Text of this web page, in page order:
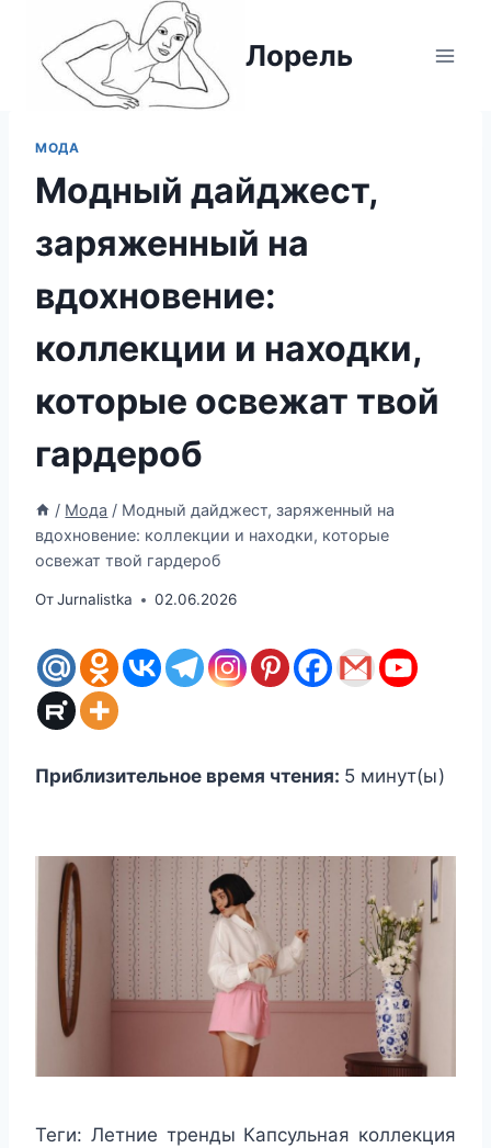
содержимому
Лорель
МОДА
Модный дайджест,
заряженный на
вдохновение:
коллекции и находки,
которые освежат твой
гардероб
/ Мода / Модный дайджест, заряженный на
вдохновение: коллекции и находки, которые
освежат твой гардероб
ОтJurnalistka 02.06.2026
Приблизительное время чтения: 5 минут(ы)
Теги: Летние тренды Капсульная коллекция